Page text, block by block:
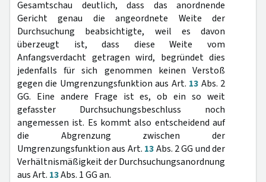
Gesamtschau deutlich, dass das anordnende
Gericht genau die angeordnete Weite der
Durchsuchung beabsichtigte, weil es davon
überzeugt ist, dass diese Weite vom
Anfangsverdacht getragen wird, begründet dies
jedenfalls für sich genommen keinen Verstoß
gegen die Umgrenzungsfunktion aus Art. 13 Abs. 2
GG. Eine andere Frage ist es, ob ein so weit
gefasster Durchsuchungsbeschluss noch
angemessen ist. Es kommt also entscheidend auf
die Abgrenzung zwischen der
Umgrenzungsfunktion aus Art. 13Abs. 2 GG und der
Verhältnismäßigkeit der Durchsuchungsanordnung
aus Art. 13Abs. 1 GG an.